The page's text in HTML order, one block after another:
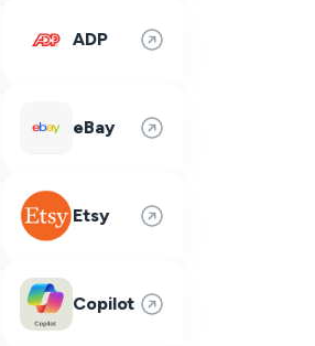
ADP
eBay
Etsy
Copilot